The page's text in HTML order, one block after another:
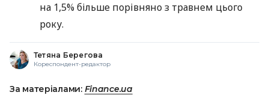
на 1,5% більше порівняно з травнем цього
року.
Тетяна Берегова
Кореспондент-редактор
За матеріалами: Finance.ua